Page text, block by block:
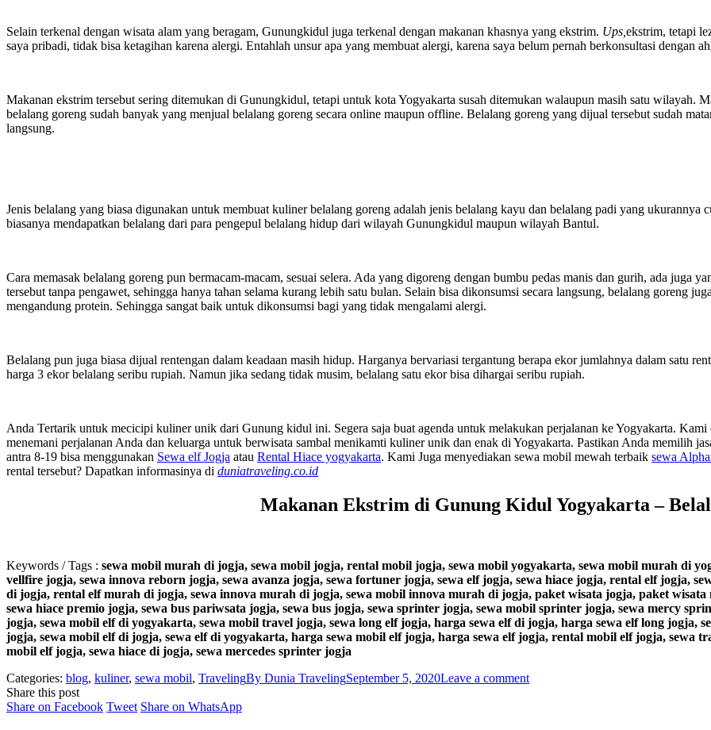
Selain terkenal dengan wisata alam yang beragam, Gunungkidul juga terkenal dengan makanan khasnya yang ekstrim. Ups, ekstrim, tetapi
saya pribadi, tidak bisa ketagihan karena alergi. Entahlah unsur apa yang membuat alergi, karena saya belum pernah berkonsultasi dengan
Makanan ekstrim tersebut sering ditemukan di Gunungkidul, tetapi untuk kota Yogyakarta susah ditemukan walaupun masih satu wilayah.
belalang goreng sudah banyak yang menjual belalang goreng secara online maupun offline. Belalang goreng yang dijual tersebut sudah
langsung.
Jenis belalang yang biasa digunakan untuk membuat kuliner belalang goreng adalah jenis belalang kayu dan belalang padi yang ukurannya
biasanya mendapatkan belalang dari para pengepul belalang hidup dari wilayah Gunungkidul maupun wilayah Bantul.
Cara memasak belalang goreng pun bermacam-macam, sesuai selera. Ada yang digoreng dengan bumbu pedas manis dan gurih, ada juga
tersebut tanpa pengawet, sehingga hanya tahan selama kurang lebih satu bulan. Selain bisa dikonsumsi secara langsung, belalang goreng
mengandung protein. Sehingga sangat baik untuk dikonsumsi bagi yang tidak mengalami alergi.
Belalang pun juga biasa dijual rentengan dalam keadaan masih hidup. Harganya bervariasi tergantung berapa ekor jumlahnya dalam satu
harga 3 ekor belalang seribu rupiah. Namun jika sedang tidak musim, belalang satu ekor bisa dihargai seribu rupiah.
Anda Tertarik untuk mecicipi kuliner unik dari Gunung kidul ini. Segera saja buat agenda untuk melakukan perjalanan ke Yogyakarta.
menemani perjalanan Anda dan keluarga untuk berwisata sambal menikamti kuliner unik dan enak di Yogyakarta. Pastikan Anda memilih
antra 8-19 bisa menggunakan Sewa elf Jogja atau Rental Hiace yogyakarta. Kami Juga menyediakan sewa mobil mewah terbaik sewa
rental tersebut? Dapatkan informasinya di duniatraveling.co.id
Makanan Ekstrim di Gunung Kidul Yogyakarta –
Keywords / Tags : sewa mobil murah di jogja, sewa mobil jogja, rental mobil jogja, sewa mobil yogyakarta, sewa mobil murah di
vellfire jogja, sewa innova reborn jogja, sewa avanza jogja, sewa fortuner jogja, sewa elf jogja, sewa hiace jogja, rental elf jogja,
di jogja, rental elf murah di jogja, sewa innova murah di jogja, sewa mobil innova murah di jogja, paket wisata jogja, paket
sewa hiace premio jogja, sewa bus pariwsata jogja, sewa bus jogja, sewa sprinter jogja, sewa mobil sprinter jogja, sewa mercy
jogja, sewa mobil elf di yogyakarta, sewa mobil travel jogja, sewa long elf jogja, harga sewa elf di jogja, harga sewa elf long jogja,
jogja, sewa mobil elf di jogja, sewa elf di yogyakarta, harga sewa mobil elf jogja, harga sewa elf jogja, rental mobil elf jogja, sewa
mobil elf jogja, sewa hiace di jogja, sewa mercedes sprinter jogja
Categories: blog, kuliner, sewa mobil, TravelingBy Dunia TravelingSeptember 5, 2020Leave a comment
Share this post
Share on FacebookShare
TweetShare
Share on WhatsAppShare